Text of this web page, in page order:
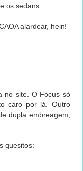
os sedans.
alardear, hein!
no site. O Focus só
caro por lá. Outro
dupla embreagem,
quesitos: